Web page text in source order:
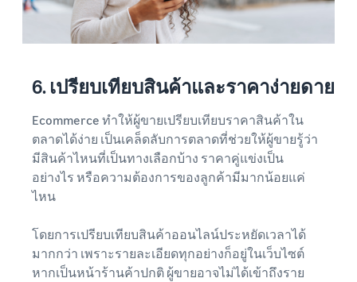
6. เปรียบเทียบสินค้าและราคาง่ายดาย
Ecommerce ทำให้ผู้ขายเปรียบเทียบราคาสินค้าใน
ตลาดได้ง่าย เป็นเคล็ดลับการตลาดที่ช่วยให้ผู้ขายรู้ว่า
มีสินค้าไหนที่เป็นทางเลือกบ้าง ราคาคู่แข่งเป็น
อย่างไร หรือความต้องการของลูกค้ามีมากน้อยแค่
ไหน
โดยการเปรียบเทียบสินค้าออนไลน์ประหยัดเวลาได้
มากกว่า เพราะรายละเอียดทุกอย่างก็อยู่ในเว็บไซต์
หากเป็นหน้าร้านค้าปกติ ผู้ขายอาจไม่ได้เข้าถึงราย